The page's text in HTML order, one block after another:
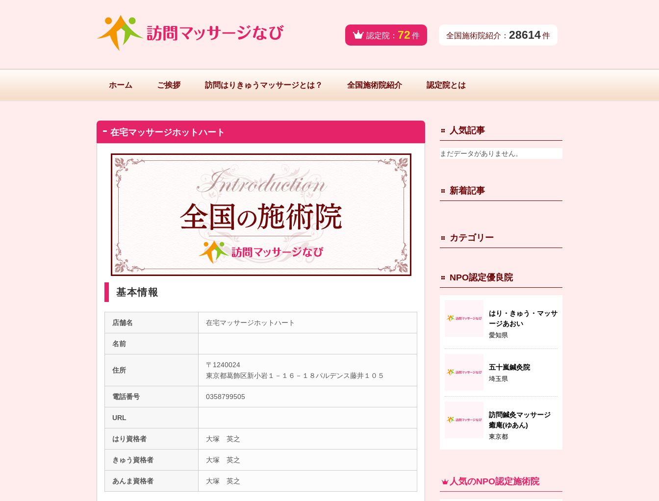
認定院： 72 件 全国施術院紹介： 28614件
ホーム ご挨拶 訪問はりきゅうマッサージとは？ 全国施術院紹介 認定院とは
在宅マッサージホットハート
基本情報
店舗名 在宅マッサージホットハート
名前
住所
〒1240024
東京都葛飾区新小岩１－１６－１８パルデンス藤井１０５
電話番号 0358799505
URL
はり資格者 大塚 英之
きゅう資格者 大塚 英之
あんま資格者 大塚 英之
人気記事
まだデータがありません。
新着記事
カテゴリー
NPO認定優良院
はり・きゅう・マッサ
ージあおい
愛知県
五十嵐鍼灸院
埼玉県
訪問鍼灸マッサージ
癒庵(ゆあん)
東京都
人気のNPO認定施術院